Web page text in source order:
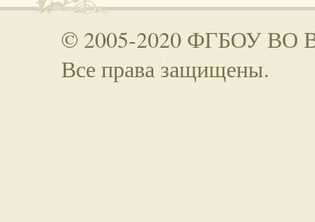
© 2005-2020 ФГБОУ ВО
Все права защищены.